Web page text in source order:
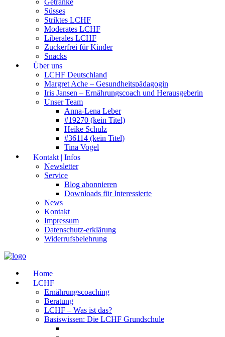
Getränke
Süsses
Striktes LCHF
Moderates LCHF
Liberales LCHF
Zuckerfrei für Kinder
Snacks
Über uns
LCHF Deutschland
Margret Ache – Gesundheitspädagogin
Iris Jansen – Ernährungscoach und Herausgeberin
Unser Team
Anna-Lena Leber
#19270 (kein Titel)
Heike Schulz
#36114 (kein Titel)
Tina Vogel
Kontakt | Infos
Newsletter
Service
Blog abonnieren
Downloads für Interessierte
News
Kontakt
Impressum
Datenschutz-erklärung
Widerrufsbelehrung
Home
LCHF
Ernährungscoaching
Beratung
LCHF – Was ist das?
Basiswissen: Die LCHF Grundschule